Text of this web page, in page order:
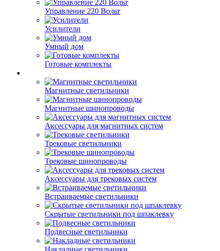
Управление 220 Вольт
Усилители
Умный дом
Готовые комплекты
Магнитные светильники
Магнитные шинопроводы
Аксессуары для магнитных систем
Трековые светильники
Трековые шинопроводы
Аксессуары для трековых систем
Встраиваемые светильники
Скрытые светильники под шпаклевку
Подвесные светильники
Накладные светильники